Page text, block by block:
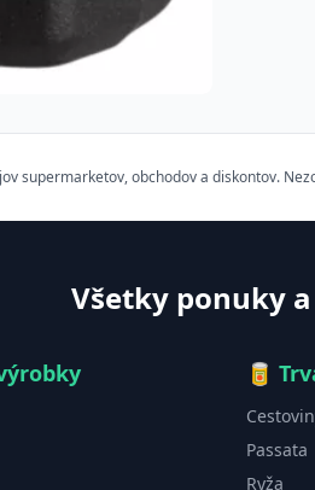
supermarketov, obchodov a diskontov.
Všetky ponuky
🥫
Passata
Ryža